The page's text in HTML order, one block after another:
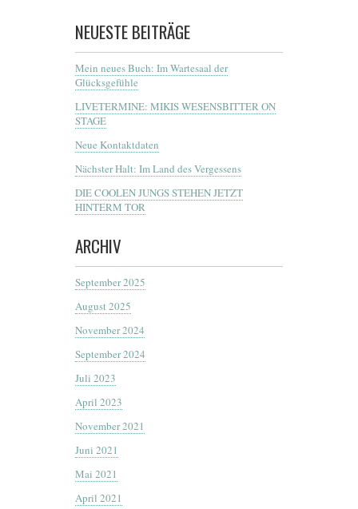
NEUESTE BEITRÄGE
Mein neues Buch: Im Wartesaal der
Glücksgefühle
LIVETERMINE: MIKIS WESENSBITTER ON
STAGE
Neue Kontaktdaten
Nächster Halt: Im Land des Vergessens
DIE COOLEN JUNGS STEHEN JETZT
HINTERM TOR
ARCHIV
September 2025
August 2025
November 2024
September 2024
Juli 2023
April 2023
November 2021
Juni 2021
Mai 2021
April 2021